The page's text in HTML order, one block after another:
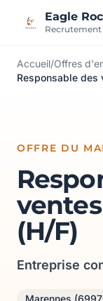
Eagle
Accueil/Offres
Responsable des
OFFRE DU
(H/F)
Entreprise
Marennes